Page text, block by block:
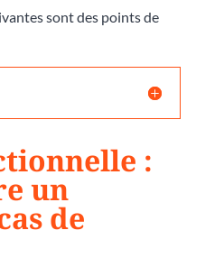
sont des points de
:
un
de